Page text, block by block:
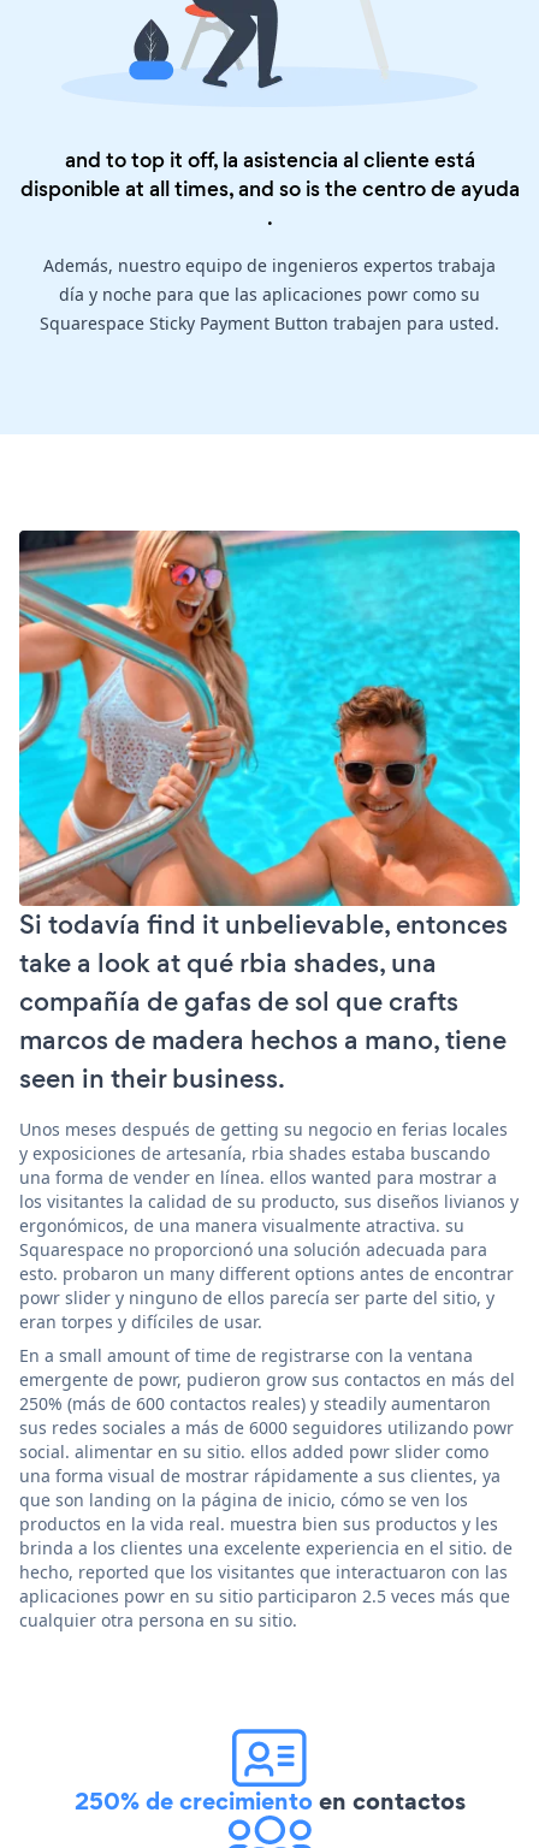
and to top it off, la asistencia al cliente está
disponible at all times, and so is thecentro de ayuda
.
Además, nuestro equipo de ingenieros expertos trabaja
día y noche para que las aplicaciones powr como su
Squarespace Sticky Payment Button trabajen para usted.
Si todavía find it unbelievable, entonces
take a look at qué rbia shades, una
compañía de gafas de sol que crafts
marcos de madera hechos a mano, tiene
seen in their business.
Unos meses después de getting su negocio en ferias locales
y exposiciones de artesanía, rbia shades estaba buscando
una forma de vender en línea. ellos wanted para mostrar a
los visitantes la calidad de su producto, sus diseños livianos y
ergonómicos, de una manera visualmente atractiva. su
Squarespace no proporcionó una solución adecuada para
esto. probaron un many different options antes de encontrar
powr slider y ninguno de ellos parecía ser parte del sitio, y
eran torpes y difíciles de usar.
En a small amount of time de registrarse con la ventana
emergente de powr, pudieron grow sus contactos en más del
250% (más de 600 contactos reales) y steadily aumentaron
sus redes sociales a más de 6000 seguidores utilizando powr
social. alimentar en su sitio. ellos added powr slider como
una forma visual de mostrar rápidamente a sus clientes, ya
que son landing on la página de inicio, cómo se ven los
productos en la vida real. muestra bien sus productos y les
brinda a los clientes una excelente experiencia en el sitio. de
hecho, reported que los visitantes que interactuaron con las
aplicaciones powr en su sitio participaron 2.5 veces más que
cualquier otra persona en su sitio.
250% de crecimientoen contactos